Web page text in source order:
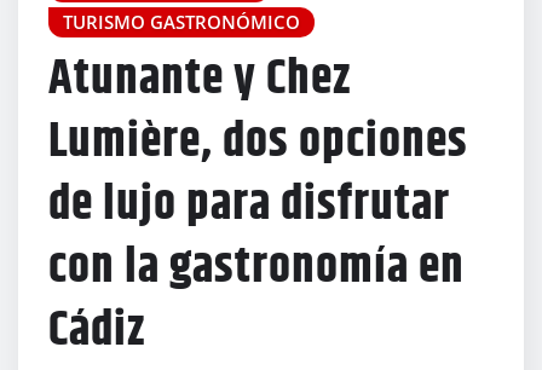
TURISMO GASTRONÓMICO
Atunante y Chez
Lumière, dos opciones
de lujo para disfrutar
con la gastronomía en
Cádiz